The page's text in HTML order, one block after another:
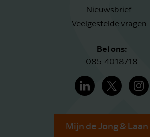
Nieuwsbrief
Veelgestelde vragen
Bel ons:
085-4018718
Mijn de Jong & Laan